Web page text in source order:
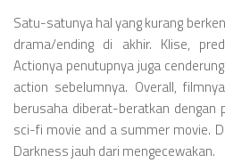
Satu-satunya hal yang kurang
drama/ending di akhir. Klise,
Actionya penutupnya juga
action sebelumnya. Overall,
berusaha diberat-beratkan dengan
sci-fi movie and a summer movie.
Darkness jauh dari mengecewakan.